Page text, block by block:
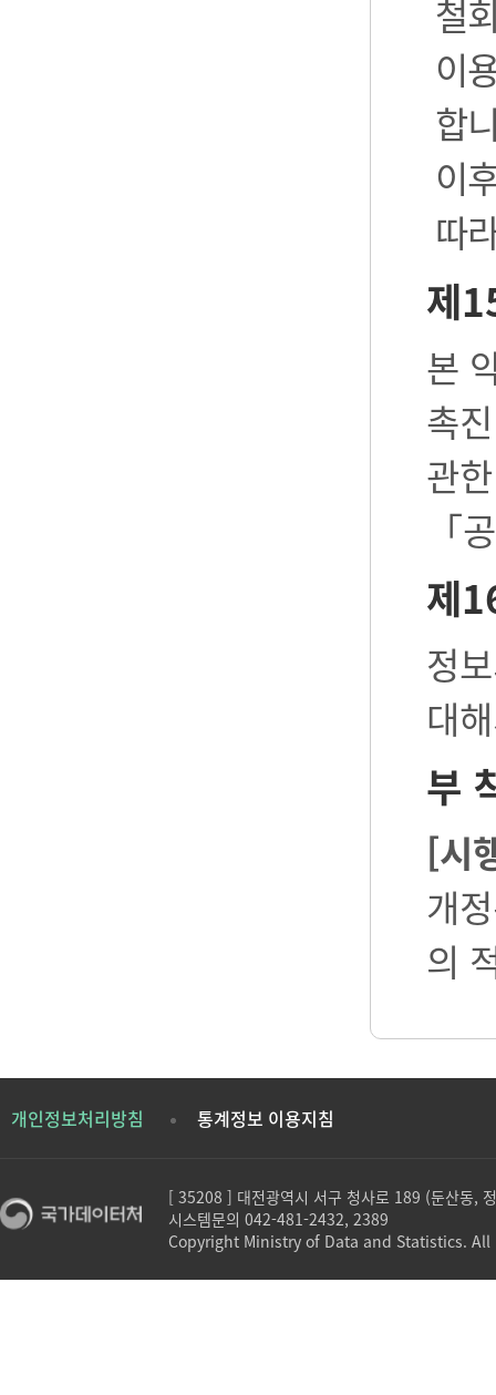
철
이
합
이
따
제
본
촉
관
「
제
정
대
부
[시
개
의
개인정보처리방침 통계정보 이용지침
[ 35208 ] 대전광역시 서구 청사로 189 (둔산동,
시스템문의 042-481-2432, 2389
Copyright Ministry of Data and Statistics.